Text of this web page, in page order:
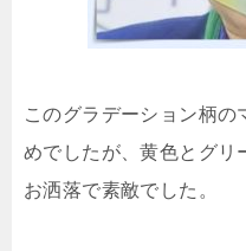
このグラデーション柄の
めでしたが、黄色とグリ
お洒落で素敵でした。